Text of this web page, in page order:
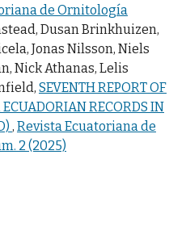
de Ornitología
Dusan Brinkhuizen,
Jonas Nilsson, Niels
Nick Athanas, Lelis
SEVENTH REPORT OF
RECORDS IN
, Revista Ecuatoriana de
2 (2025)